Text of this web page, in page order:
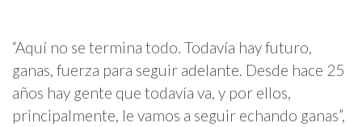
“Aquí no se termina todo. Todavía hay futuro,
ganas, fuerza para seguir adelante. Desde hace 25
años hay gente que todavía va, y por ellos,
principalmente, le vamos a seguir echando ganas”,